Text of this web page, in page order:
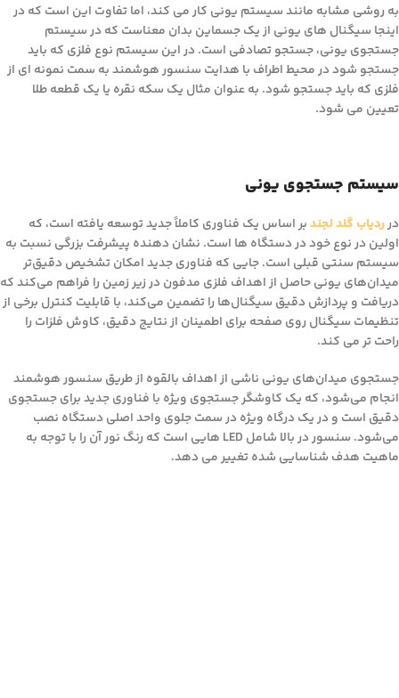
به روشی مشابه مانند سیستم یونی کار می کند، اما تفاوت این است که در
اینجا سیگنال های یونی از یک جسماین بدان معناست که در سیستم
جستجوی یونی، جستجو تصادفی است. در این سیستم نوع فلزی که باید
جستجو شود در محیط اطراف با هدایت سنسور هوشمند به سمت نمونه ای از
فلزی که باید جستجو شود. به عنوان مثال یک سکه نقره یا یک قطعه طلا
تعیین می شود.
سیستم جستجوی یونی
درردیاب گلد لجندبر اساس یک فناوری کاملاً جدید توسعه یافته است، که
اولین در نوع خود در دستگاه ها است. نشان دهنده پیشرفت بزرگی نسبت به
سیستم سنتی قبلی است. جایی که فناوری جدید امکان تشخیص دقیق‌تر
میدان‌های یونی حاصل از اهداف فلزی مدفون در زیر زمین را فراهم می‌کند که
دریافت و پردازش دقیق سیگنال‌ها را تضمین می‌کند، با قابلیت کنترل برخی از
تنظیمات سیگنال روی صفحه برای اطمینان از نتایج دقیق، کاوش فلزات را
راحت تر می کند.
جستجوی میدان‌های یونی ناشی از اهداف بالقوه از طریق سنسور هوشمند
انجام می‌شود، که یک کاوشگر جستجوی ویژه با فناوری جدید برای جستجوی
دقیق است و در یک درگاه ویژه در سمت جلوی واحد اصلی دستگاه نصب
می‌شود. سنسور در بالا شامل LED هایی است که رنگ نور آن را با توجه به
ماهیت هدف شناسایی شده تغییر می دهد.